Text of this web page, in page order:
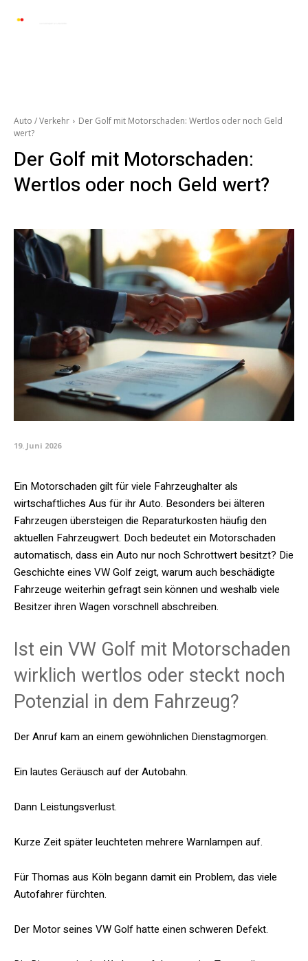
Auto / Verkehr
Der Golf mit Motorschaden: Wertlos oder noch Geld
wert?
Der Golf mit Motorschaden:
Wertlos oder noch Geld wert?
19. Juni 2026
Ein Motorschaden gilt für viele Fahrzeughalter als
wirtschaftliches Aus für ihr Auto. Besonders bei älteren
Fahrzeugen übersteigen die Reparaturkosten häufig den
aktuellen Fahrzeugwert. Doch bedeutet ein Motorschaden
automatisch, dass ein Auto nur noch Schrottwert besitzt? Die
Geschichte eines VW Golf zeigt, warum auch beschädigte
Fahrzeuge weiterhin gefragt sein können und weshalb viele
Besitzer ihren Wagen vorschnell abschreiben.
Ist ein VW Golf mit Motorschaden
wirklich wertlos oder steckt noch
Potenzial in dem Fahrzeug?
Der Anruf kam an einem gewöhnlichen Dienstagmorgen.
Ein lautes Geräusch auf der Autobahn.
Dann Leistungsverlust.
Kurze Zeit später leuchteten mehrere Warnlampen auf.
Für Thomas aus Köln begann damit ein Problem, das viele
Autofahrer fürchten.
Der Motor seines VW Golf hatte einen schweren Defekt.